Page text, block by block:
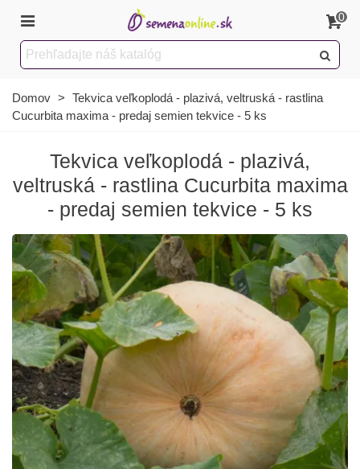
0
Domov > Tekvica veľkoplodá - plazivá, veltruská - rastlina
Cucurbita maxima - predaj semien tekvice - 5 ks
Tekvica veľkoplodá - plazivá,
veltruská - rastlina Cucurbita maxima
- predaj semien tekvice - 5 ks